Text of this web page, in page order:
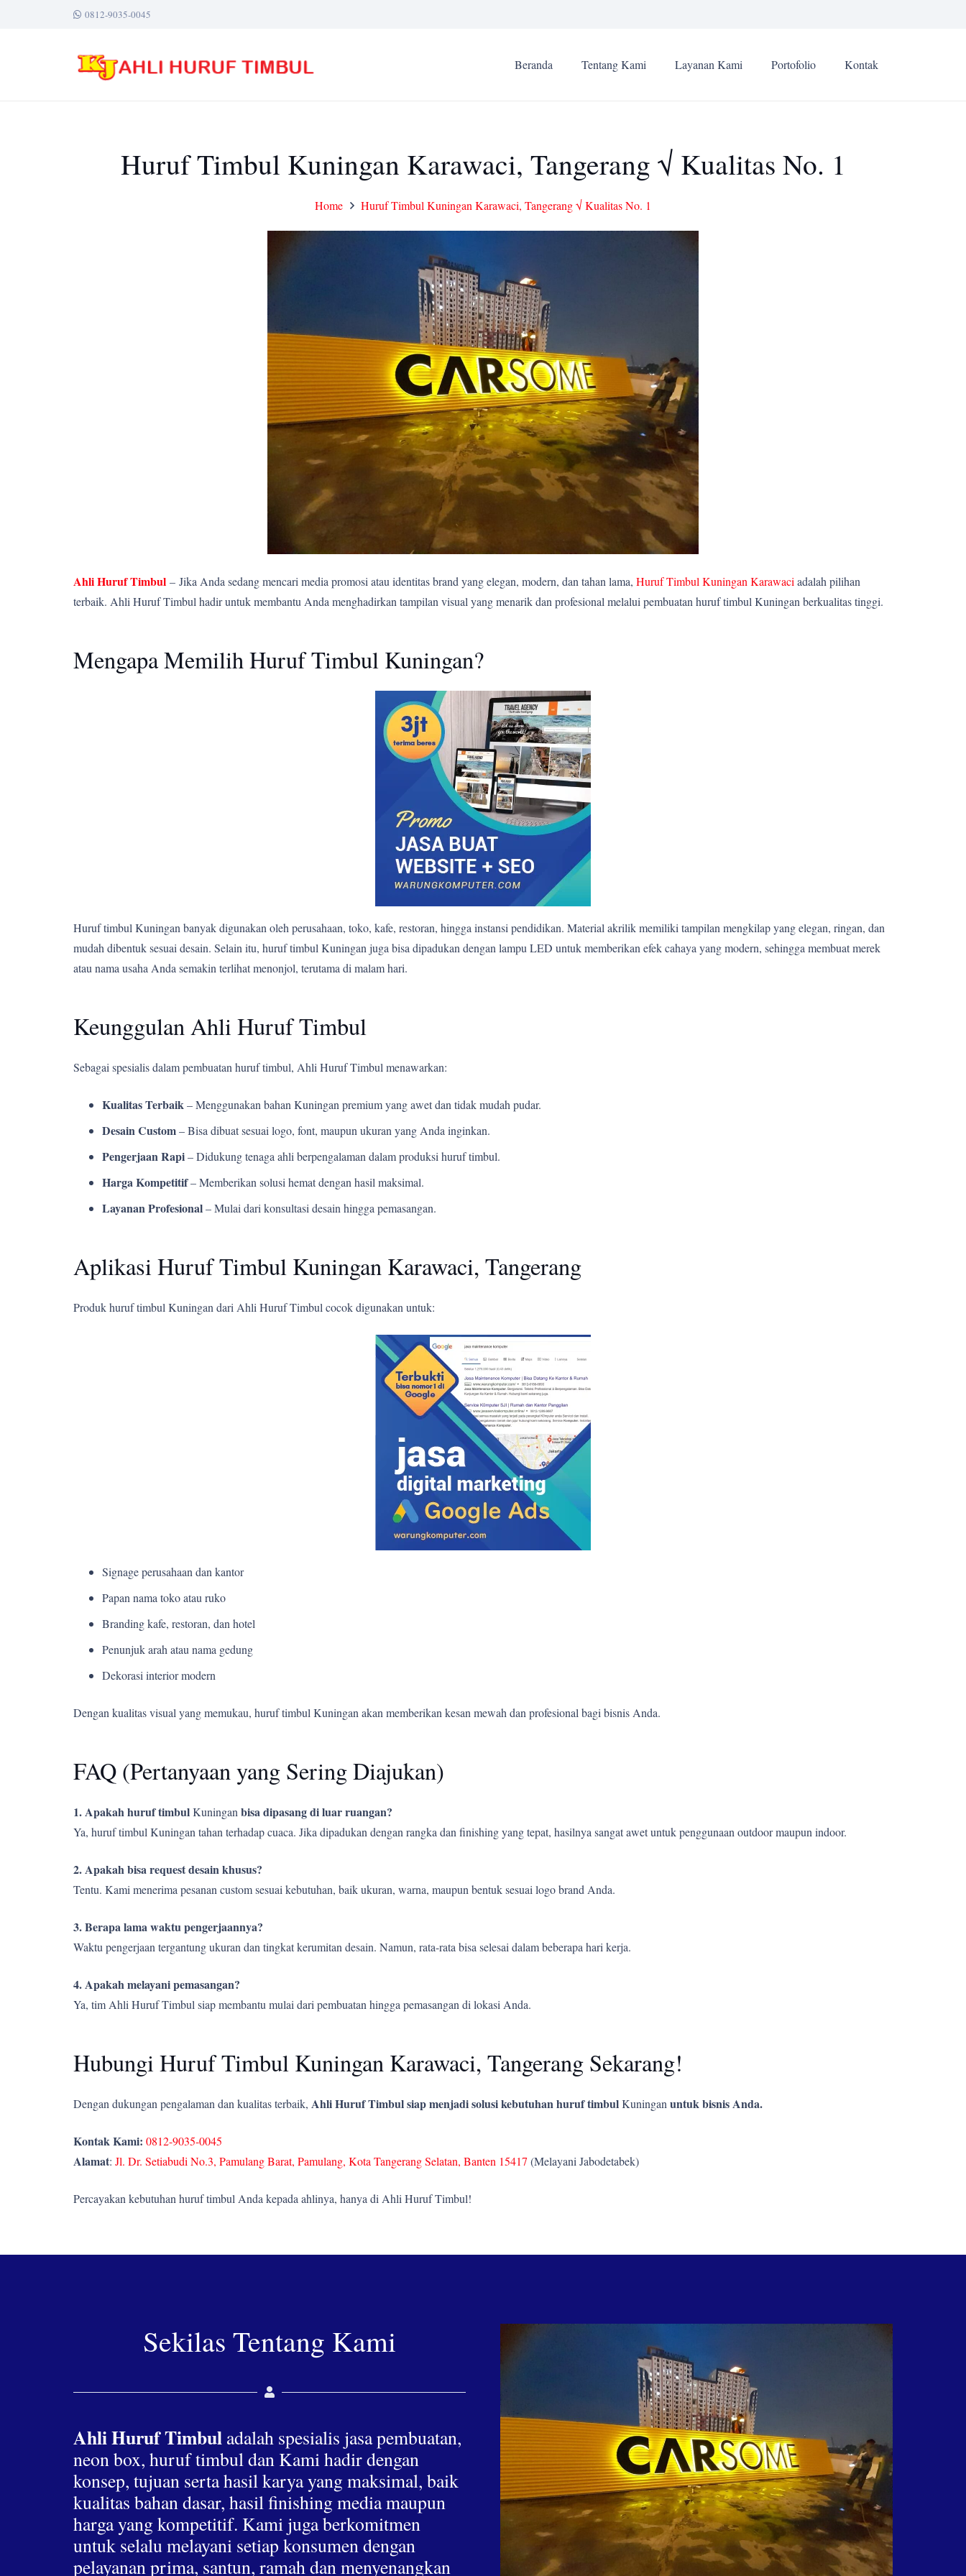
0812-9035-0045
Beranda Tentang Kami Layanan Kami Portofolio Kontak
Huruf Timbul Kuningan Karawaci, Tangerang √ Kualitas No. 1
Home Huruf Timbul Kuningan Karawaci, Tangerang √ Kualitas No. 1
Ahli Huruf Timbul – Jika Anda sedang mencari media promosi atau identitas brand yang elegan, modern, dan tahan lama, Huruf Timbul Kuningan Karawaci adalah pilihan
terbaik. Ahli Huruf Timbul hadir untuk membantu Anda menghadirkan tampilan visual yang menarik dan profesional melalui pembuatan huruf timbul Kuningan berkualitas tinggi.
Mengapa Memilih Huruf Timbul Kuningan?
Huruf timbul Kuningan banyak digunakan oleh perusahaan, toko, kafe, restoran, hingga instansi pendidikan. Material akrilik memiliki tampilan mengkilap yang elegan, ringan, dan
mudah dibentuk sesuai desain. Selain itu, huruf timbul Kuningan juga bisa dipadukan dengan lampu LED untuk memberikan efek cahaya yang modern, sehingga membuat merek
atau nama usaha Anda semakin terlihat menonjol, terutama di malam hari.
Keunggulan Ahli Huruf Timbul
Sebagai spesialis dalam pembuatan huruf timbul, Ahli Huruf Timbul menawarkan:
Kualitas Terbaik– Menggunakan bahan Kuningan premium yang awet dan tidak mudah pudar.
Desain Custom– Bisa dibuat sesuai logo, font, maupun ukuran yang Anda inginkan.
Pengerjaan Rapi– Didukung tenaga ahli berpengalaman dalam produksi huruf timbul.
Harga Kompetitif– Memberikan solusi hemat dengan hasil maksimal.
Layanan Profesional– Mulai dari konsultasi desain hingga pemasangan.
Aplikasi Huruf Timbul Kuningan Karawaci, Tangerang
Produk huruf timbul Kuningan dari Ahli Huruf Timbul cocok digunakan untuk:
Signage perusahaan dan kantor
Papan nama toko atau ruko
Branding kafe, restoran, dan hotel
Penunjuk arah atau nama gedung
Dekorasi interior modern
Dengan kualitas visual yang memukau, huruf timbul Kuningan akan memberikan kesan mewah dan profesional bagi bisnis Anda.
FAQ (Pertanyaan yang Sering Diajukan)
1. Apakah huruf timbulKuningan bisa dipasang di luar ruangan?
Ya, huruf timbul Kuningan tahan terhadap cuaca. Jika dipadukan dengan rangka dan finishing yang tepat, hasilnya sangat awet untuk penggunaan outdoor maupun indoor.
2. Apakah bisa request desain khusus?
Tentu. Kami menerima pesanan custom sesuai kebutuhan, baik ukuran, warna, maupun bentuk sesuai logo brand Anda.
3. Berapa lama waktu pengerjaannya?
Waktu pengerjaan tergantung ukuran dan tingkat kerumitan desain. Namun, rata-rata bisa selesai dalam beberapa hari kerja.
4. Apakah melayani pemasangan?
Ya, tim Ahli Huruf Timbul siap membantu mulai dari pembuatan hingga pemasangan di lokasi Anda.
Hubungi Huruf Timbul Kuningan Karawaci, Tangerang Sekarang!
Dengan dukungan pengalaman dan kualitas terbaik, Ahli Huruf Timbul siap menjadi solusi kebutuhan huruf timbulKuningan untuk bisnis Anda.
Kontak Kami: 0812-9035-0045
Alamat: Jl. Dr. Setiabudi No.3, Pamulang Barat, Pamulang, Kota Tangerang Selatan, Banten 15417 (Melayani Jabodetabek)
Percayakan kebutuhan huruf timbul Anda kepada ahlinya, hanya di Ahli Huruf Timbul!
Sekilas Tentang Kami
Ahli Huruf Timbul adalah spesialis jasa pembuatan,
neon box, huruf timbul dan Kami hadir dengan
konsep, tujuan serta hasil karya yang maksimal, baik
kualitas bahan dasar, hasil finishing media maupun
harga yang kompetitif. Kami juga berkomitmen
untuk selalu melayani setiap konsumen dengan
pelayanan prima, santun, ramah dan menyenangkan